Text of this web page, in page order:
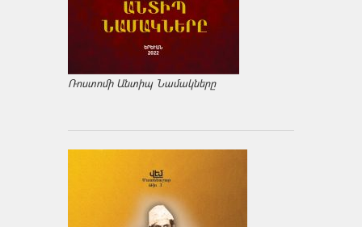
Ռոստոմի Անտիպ Նամակները